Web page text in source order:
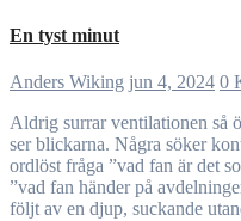
En tyst minut
Anders Wiking jun 4, 2024 0
Aldrig surrar ventilationen så öronbedövande starkt som just nu. Jag
ser blickarna. Några söker
ordlöst fråga ”vad fan är det
”vad fan händer på
följt av en djup, suckande